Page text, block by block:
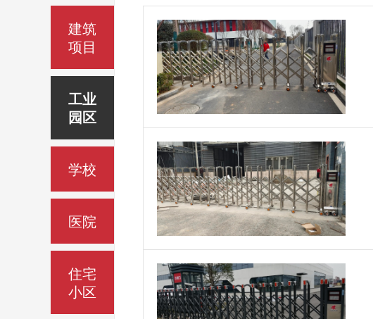
建筑
项目
工业
园区
学校
医院
住宅
小区